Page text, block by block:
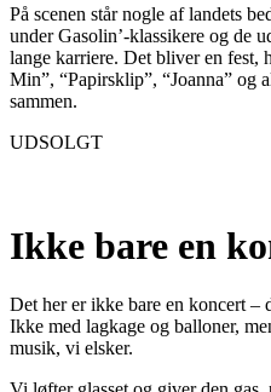
På scenen står nogle af landets
under Gasolin’-klassikere og de
lange karriere. Det bliver en fest,
Min”, “Papirsklip”, “Joanna” og
sammen.
UDSOLGT
Ikke bare en
Det her er ikke bare en koncert –
Ikke med lagkage og balloner,
musik, vi elsker.